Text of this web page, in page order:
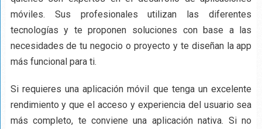
móviles. Sus profesionales utilizan las diferentes
tecnologías y te proponen soluciones con base a las
necesidades de tu negocio o proyecto y te diseñan la app
más funcional para ti.
Si requieres una aplicación móvil que tenga un excelente
rendimiento y que el acceso y experiencia del usuario sea
más completo, te conviene una aplicación nativa. Si no